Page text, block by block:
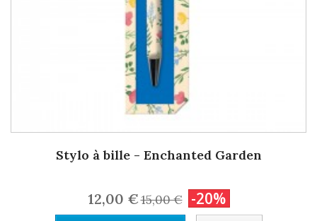
Stylo à bille - Enchanted Garden
12,00 €15,00 € -20%